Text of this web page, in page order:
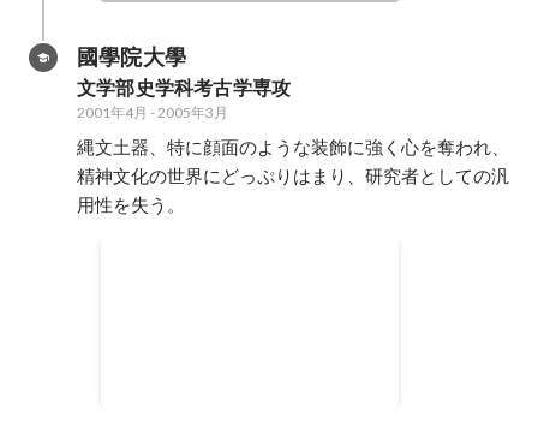
國學院大學
文学部史学科考古学専攻
2001年4月 -2005年3月
縄文土器、特に顔面のような装飾に強く心を奪われ、
精神文化の世界にどっぷりはまり、研究者としての汎
用性を失う。